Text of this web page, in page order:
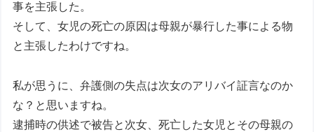
事を主張した。
そして、女児の死亡の原因は母親が暴行した事による物
と主張したわけですね。
私が思うに、弁護側の失点は次女のアリバイ証言なのか
な？と思いますね。
逮捕時の供述で被告と次女、死亡した女児とその母親の